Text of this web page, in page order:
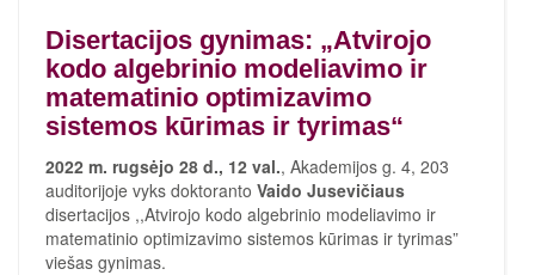
Disertacijos gynimas: „Atvirojo
kodo algebrinio modeliavimo ir
matematinio optimizavimo
sistemos kūrimas ir tyrimas“
2022 m. rugsėjo 28 d., 12 val., Akademijos g. 4, 203
auditorijoje vyks doktoranto Vaido Jusevičiaus
disertacijos ,,Atvirojo kodo algebrinio modeliavimo ir
matematinio optimizavimo sistemos kūrimas ir tyrimas”
viešas gynimas.